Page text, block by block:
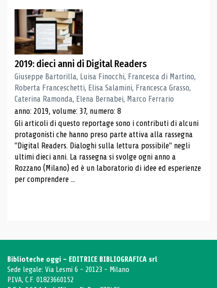
2019: dieci anni di Digital Readers
Giuseppe Bartorilla, Luisa Finocchi, Francesca di Martino,
Roberta Franceschetti, Elisa Salamini, Francesca Grasso,
Caterina Ramonda, Elena Bernabei, Marco Ferrario
anno: 2019, volume: 37, numero: 8
Gli articoli di questo reportage sono i contributi di alcuni
protagonisti che hanno preso parte attiva alla rassegna
"Digital Readers. Dialoghi sulla lettura possibile" negli
ultimi dieci anni. La rassegna si svolge ogni anno a
Rozzano (Milano) ed è un laboratorio di idee ed esperienze
per comprendere ...
Biblioteche oggi - EDITRICE BIBLIOGRAFICA srl
Sede legale: Via Lesmi 6 - 20123 - Milano
P.IVA, C.F. 01823660152